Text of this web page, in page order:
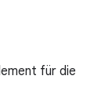
für die